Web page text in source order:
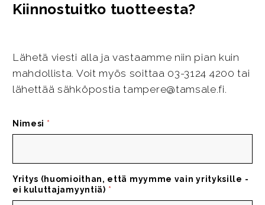
Kiinnostuitko tuotteesta?
Lähetä viesti alla ja vastaamme niin pian kuin
mahdollista. Voit myös soittaa 03-3124 4200 tai
lähettää sähköpostia tampere@tamsale.fi.
Nimesi *
Yritys (huomioithan, että myymme vain yrityksille -
ei kuluttajamyyntiä) *